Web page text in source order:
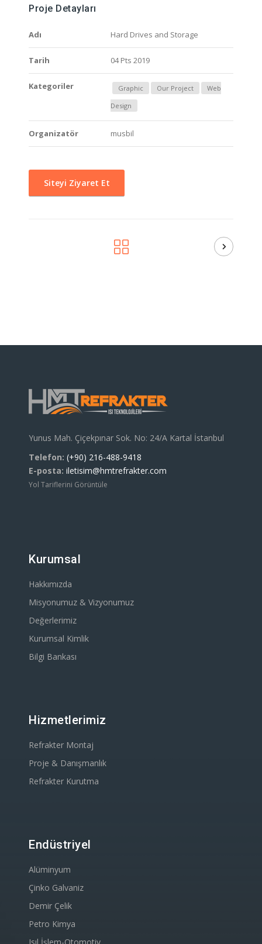
Proje Detayları
Adı Hard Drives and Storage
Tarih 04 Pts 2019
Kategoriler Graphic Our Project
Web
Design
Organizatör musbil
Siteyi Ziyaret Et
Yunus Mah. Çiçekpınar Sok. No: 24/A Kartal İstanbul
Telefon: (+90) 216-488-9418
E-posta: iletisim@hmtrefrakter.com
Yol Tariflerini Görüntüle
Kurumsal
Hakkımızda
Misyonumuz & Vizyonumuz
Değerlerimiz
Kurumsal Kimlik
Bilgi Bankası
Hizmetlerimiz
Refrakter Montaj
Proje & Danışmanlık
Refrakter Kurutma
Endüstriyel
Alüminyum
Çinko Galvaniz
Demir Çelik
Petro Kimya